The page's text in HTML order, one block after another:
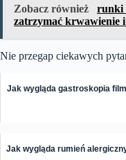
Zobacz również
runki
zatrzymać krwawienie
Nie przegap ciekawych
Jak wygląda gastroskopia film
Jak wygląda rumień